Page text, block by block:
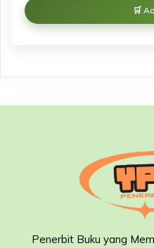
Penerbit Buku yang